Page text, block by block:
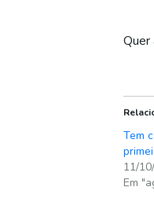
Quer
Tem
11/
Em